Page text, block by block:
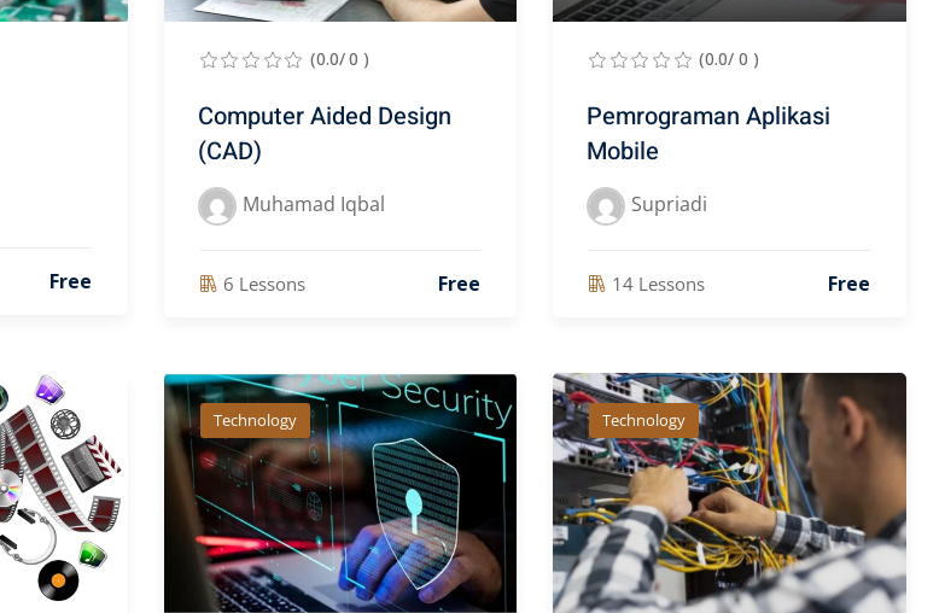
Free
(0.0/ 0 )
Computer Aided Design
(CAD)
Muhamad Iqbal
6 Lessons Free
(0.0/ 0 )
Pemrograman Aplikasi
Mobile
Supriadi
14 Lessons Free
Technology Technology